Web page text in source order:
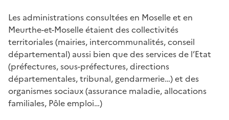
Les administrations consultées en Moselle et en
Meurthe-et-Moselle étaient des collectivités
territoriales (mairies, intercommunalités, conseil
départemental) aussi bien que des services de l’Etat
(préfectures, sous-préfectures, directions
départementales, tribunal, gendarmerie…) et des
organismes sociaux (assurance maladie, allocations
familiales, Pôle emploi…)